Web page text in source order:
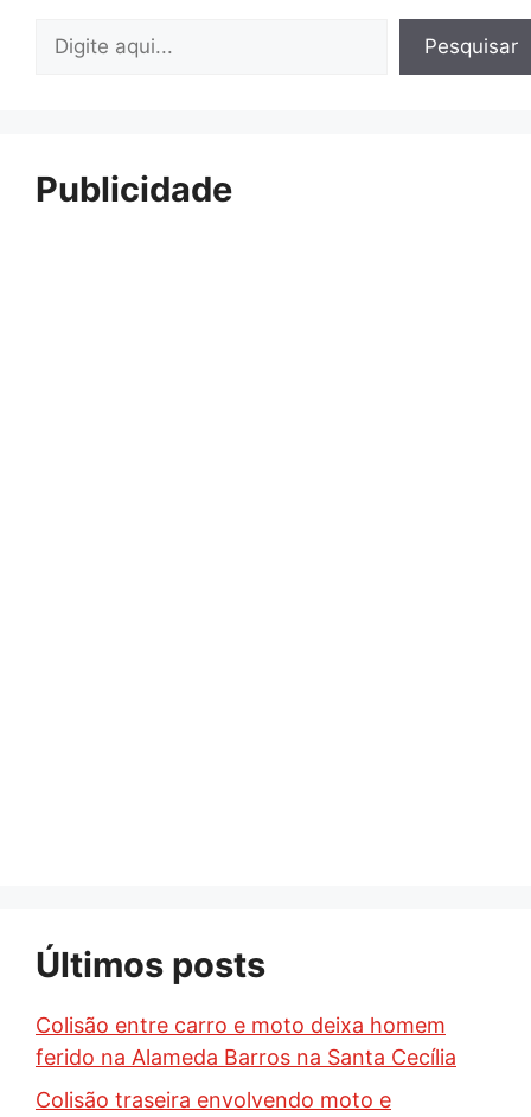
Pesquisar Pesquisar
Publicidade
Últimos posts
Colisão entre carro e moto deixa homem
ferido na Alameda Barros na Santa Cecília
Colisão traseira envolvendo moto e